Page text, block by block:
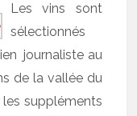
Les vins sont
sélectionnés
journaliste au
de la vallée du
les suppléments